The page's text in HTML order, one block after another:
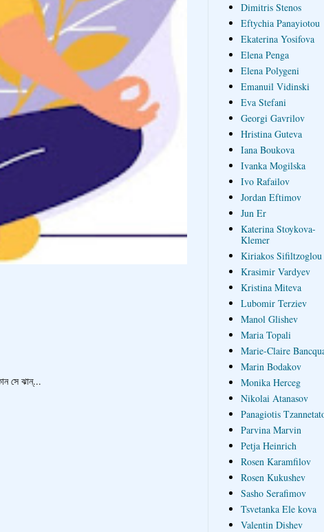
সে ঝান্...
Dimitris Stenos
Eftychia Panayiotou
Ekaterina Yosifova
Elena Penga
Elena Polygeni
Emanuil Vidinski
Eva Stefani
Georgi Gavrilov
Hristina Guteva
Iana Boukova
Ivanka Mogilska
Ivo Rafailov
Jordan Eftimov
Jun Er
Katerina Stoykova-
Klemer
Kiriakos Sifiltzoglou
Krasimir Vardyev
Kristina Miteva
Lubomir Terziev
Manol Glishev
Maria Topali
Marie-Claire
Marin Bodakov
Monika Herceg
Nikolai Atanasov
Panagiotis
Parvina Marvin
Petja Heinrich
Rosen Karamfilov
Rosen Kukushev
Sasho Serafimov
Tsvetanka Ele kova
Valentin Dishev